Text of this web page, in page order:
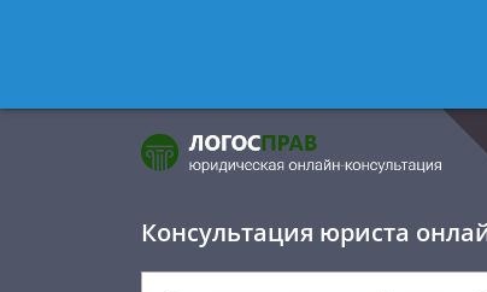
- Адвокат по
Консультация юриста